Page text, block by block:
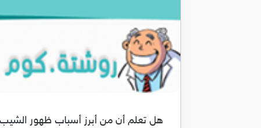
هل تعلم أن من أبرز أسباب ظهور الشيب